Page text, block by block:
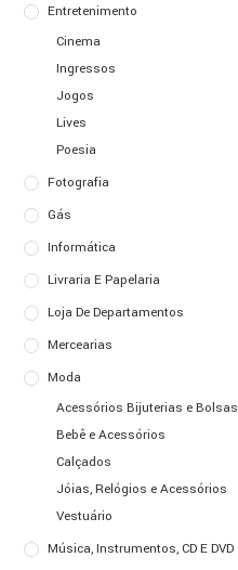
Entretenimento
Cinema
Ingressos
Jogos
Lives
Poesia
Fotografia
Gás
Informática
Livraria E Papelaria
Loja De Departamentos
Mercearias
Moda
Acessórios Bijuterias e Bolsas
Bebê e Acessórios
Calçados
Jóias, Relógios e Acessórios
Vestuário
Música, Instrumentos, CD E DVD